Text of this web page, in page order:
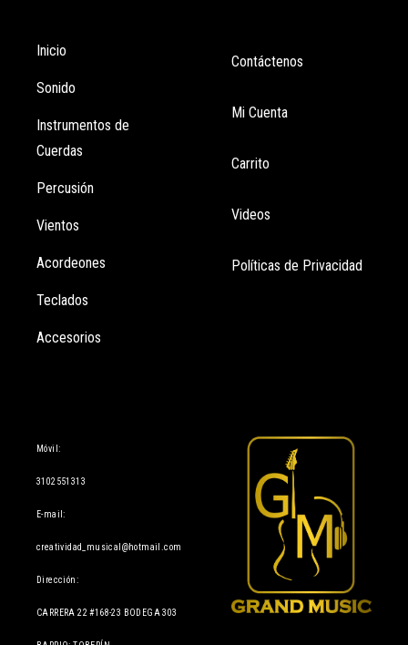
Inicio
Sonido
Instrumentos de
Cuerdas
Percusión
Vientos
Acordeones
Teclados
Accesorios
Contáctenos
Mi Cuenta
Carrito
Videos
Políticas de Privacidad
Móvil:
3102551313
E-mail:
creatividad_musical@hotmail.com
Dirección:
CARRERA 22 #168-23 BODEGA 303